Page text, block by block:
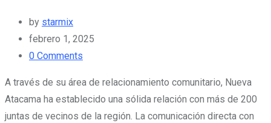
by starmix
febrero 1, 2025
0 Comments
A través de su área de relacionamiento comunitario, Nueva
Atacama ha establecido una sólida relación con más de 200
juntas de vecinos de la región. La comunicación directa con